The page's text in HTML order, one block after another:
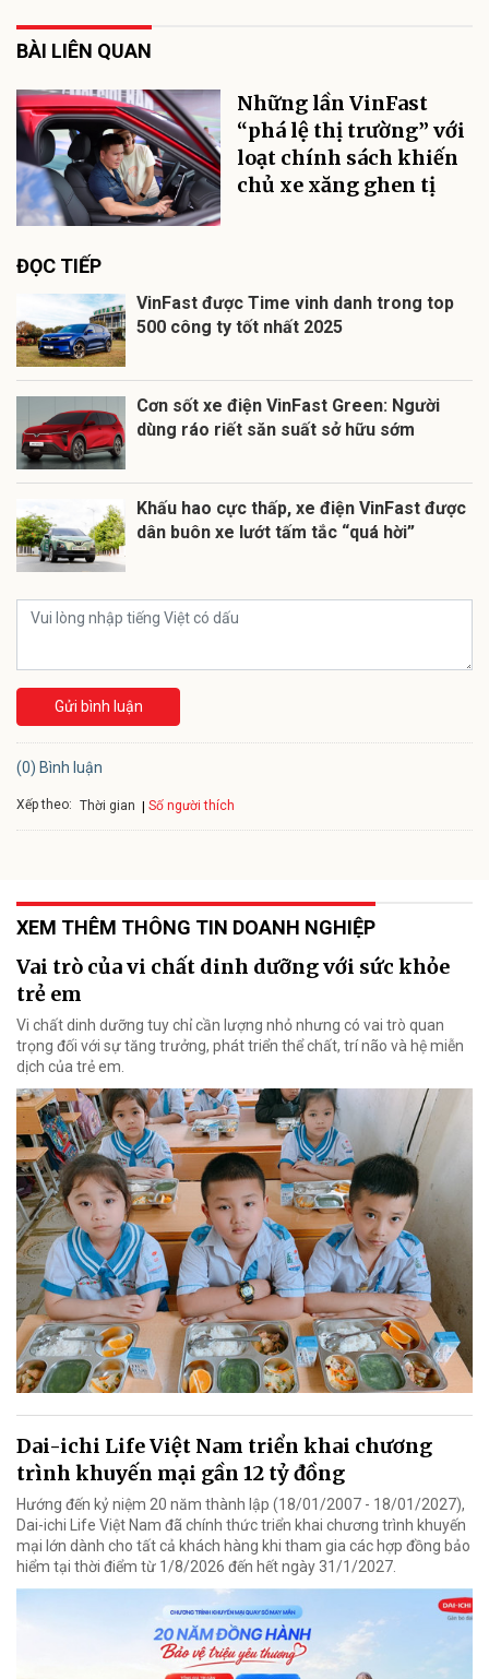
BÀI LIÊN QUAN
Những lần VinFast
“phá lệ thị trường” với
loạt chính sách khiến
chủ xe xăng ghen tị
ĐỌC TIẾP
VinFast được Time vinh danh trong top
500 công ty tốt nhất 2025
Cơn sốt xe điện VinFast Green: Người
dùng ráo riết săn suất sở hữu sớm
Khấu hao cực thấp, xe điện VinFast được
dân buôn xe lướt tấm tắc “quá hời”
Gửi bình luận
(0) Bình luận
Xếp theo: Thời gian Số người thích
XEM THÊM THÔNG TIN DOANH NGHIỆP
Vai trò của vi chất dinh dưỡng với sức khỏe
trẻ em
Vi chất dinh dưỡng tuy chỉ cần lượng nhỏ nhưng có vai trò quan
trọng đối với sự tăng trưởng, phát triển thể chất, trí não và hệ miễn
dịch của trẻ em.
Dai-ichi Life Việt Nam triển khai chương
trình khuyến mại gần 12 tỷ đồng
Hướng đến kỷ niệm 20 năm thành lập (18/01/2007 - 18/01/2027),
Dai-ichi Life Việt Nam đã chính thức triển khai chương trình khuyến
mại lớn dành cho tất cả khách hàng khi tham gia các hợp đồng bảo
hiểm tại thời điểm từ 1/8/2026 đến hết ngày 31/1/2027.